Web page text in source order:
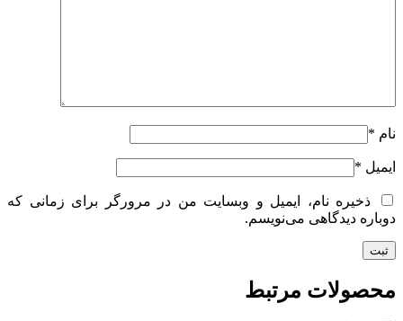
نام *
ایمیل *
ذخیره نام، ایمیل و وبسایت من در مرورگر برای زمانی که
دوباره دیدگاهی می‌نویسم.
محصولات مرتبط